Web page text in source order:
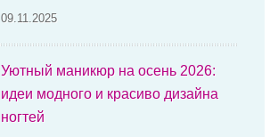
09.11.2025
Уютный маникюр на осень 2026:
идеи модного и красиво дизайна
ногтей